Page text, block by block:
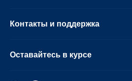
Контакты и поддержка
Оставайтесь в курсе